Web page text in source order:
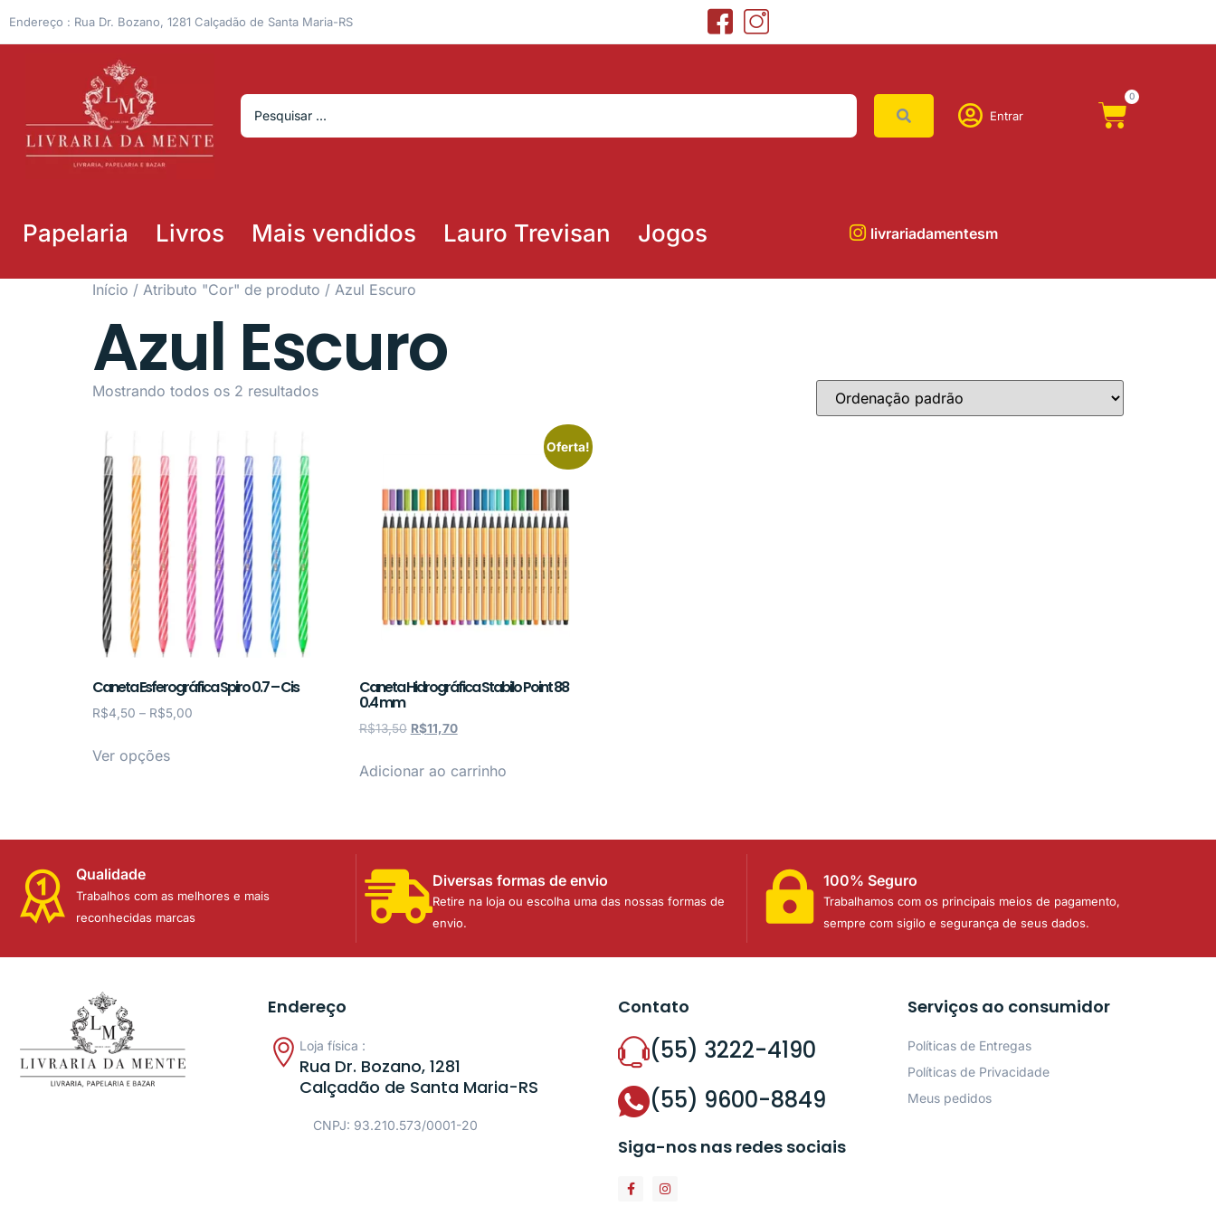
Endereço : Rua Dr. Bozano, 1281 Calçadão de Santa Maria-RS
Entrar
0
Papelaria Livros Mais vendidos Lauro Trevisan Jogos livrariadamentesm
Início / Atributo "Cor" de produto / Azul Escuro
Azul Escuro
Mostrando todos os 2 resultados
Caneta Esferográfica Spiro 0.7 – Cis
R$4,50 – R$5,00
Ver opções
Oferta!
Caneta Hidrográfica Stabilo Point 88
0.4 mm
R$13,50 R$11,70
Adicionar ao carrinho
Qualidade
Trabalhos com as melhores e mais
reconhecidas marcas
Diversas formas de envio
Retire na loja ou escolha uma das nossas formas de
envio.
100% Seguro
Trabalhamos com os principais meios de pagamento,
sempre com sigilo e segurança de seus dados.
Endereço
Loja física :
Rua Dr. Bozano, 1281
Calçadão de Santa Maria-RS
CNPJ: 93.210.573/0001-20
Contato
(55) 3222-4190
(55) 9600-8849
Siga-nos nas redes sociais
Serviços ao consumidor
Políticas de Entregas
Políticas de Privacidade
Meus pedidos